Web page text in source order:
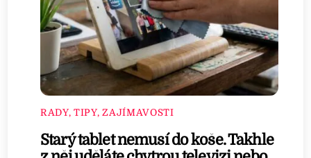
RADY, TIPY, ZAJÍMAVOSTI
Starý tablet nemusí do koše. Takhle